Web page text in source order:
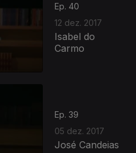
Ep. 40
12 dez. 2017
Isabel do
Carmo
Ep. 39
05 dez. 2017
José Candeias